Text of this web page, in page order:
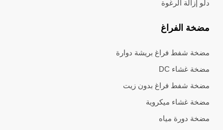
دلو إزالة الرغوة
مضخة الفراغ
مضخة شفط فراغ بريشة دوارة
مضخة غشاء DC
مضخة شفط فراغ بدون زيت
مضخة غشاء ميكروية
مضخة دورة مياه